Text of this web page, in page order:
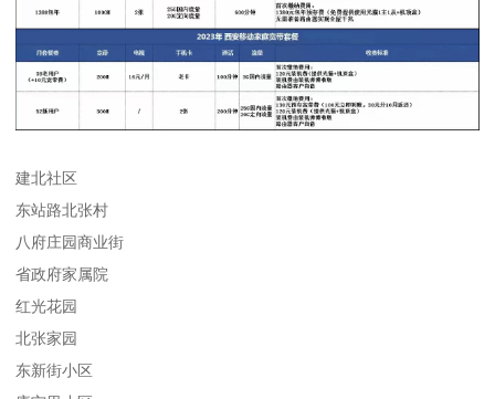
建北社区
东站路北张村
八府庄园商业街
省政府家属院
红光花园
北张家园
东新街小区